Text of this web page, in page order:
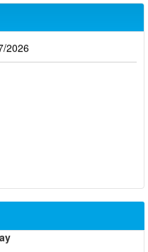
2026
2026
chức năm 2026
nhân chủ trì thực hiện